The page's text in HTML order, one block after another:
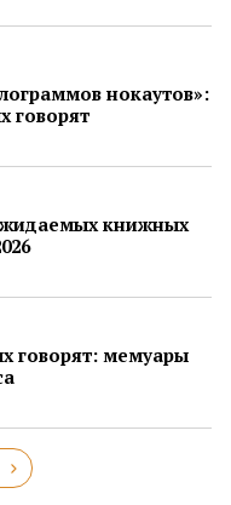
нокаутов»:
говорят
книжных
говорят: мемуары